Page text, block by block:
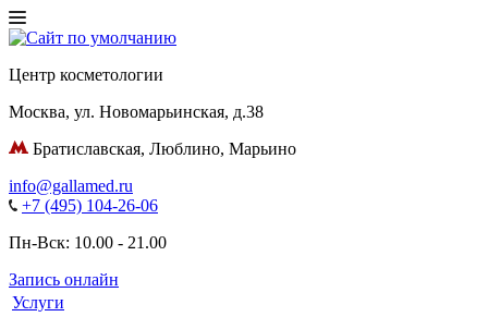
Центр косметологии
Москва, ул. Новомарьинская, д.38
Братиславская, Люблино, Марьино
info@gallamed.ru
+7 (495) 104-26-06
Пн-Вск: 10.00 - 21.00
Запись онлайн
Услуги